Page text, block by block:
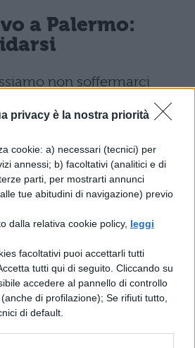
privacy è la nostra priorità
cookie: a) necessari (tecnici) per
annessi; b) facoltativi (analitici e di
parti, per mostrarti annunci
tue abitudini di navigazione) previo
dalla relativa cookie policy, leggi
facoltativi puoi accettarli tutti
tutti qui di seguito. Cliccando su
accedere al pannello di controllo
di profilazione); Se rifiuti tutto,
di default.
a Palermo:
non soffermarci
candidatura. Quando
sia in linea con la
dovete candidarvi ovvero
e in allegato il
Se sarete ritenuti idonei
verrete chiamati per
dovrete presentarvi
vostre potenzialità e,
di dimostrare che la
è tanta.